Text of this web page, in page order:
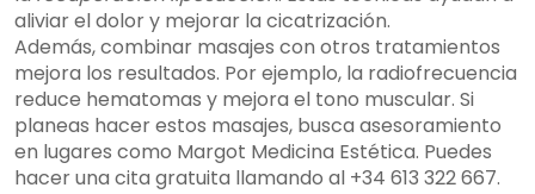
aliviar el dolor y mejorar la cicatrización.
Además, combinar masajes con otros tratamientos
mejora los resultados. Por ejemplo, la radiofrecuencia
reduce hematomas y mejora el tono muscular. Si
planeas hacer estos masajes, busca asesoramiento
en lugares como Margot Medicina Estética. Puedes
hacer una cita gratuita llamando al +34 613 322 667.